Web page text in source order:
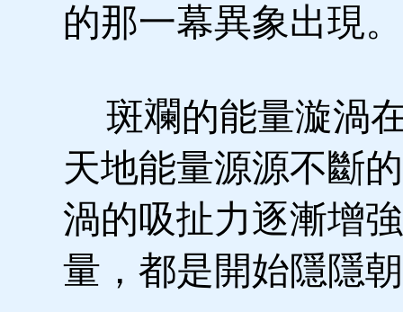
的那一幕異象出現。
斑斕的能量漩渦
天地能量源源不斷
渦的吸扯力逐漸增
量，都是開始隱隱